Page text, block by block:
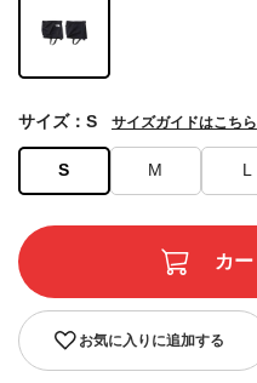
S M L
サイズ：S サイズガイドはこちら
お気に入りに追加する